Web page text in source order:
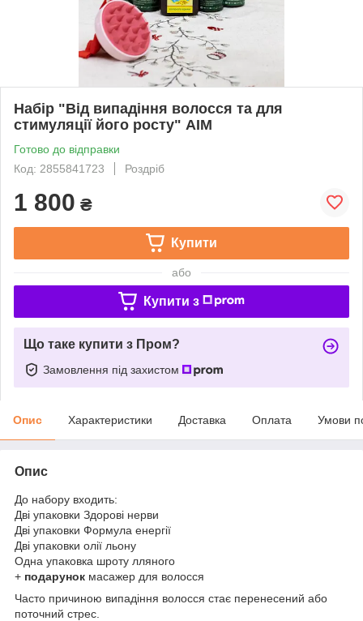
Набір "Від випадіння волосся та для
стимуляції його росту" АІМ
Готово до відправки
Код: 2855841723
Роздріб
1 800 ₴
Купити
або
Купити з
Що таке купити з Пром?
Замовлення під захистом
Опис Характеристики Доставка Оплата Умови
Опис
До набору входить:
Дві упаковки Здорові нерви
Дві упаковки Формула енергії
Дві упаковки олії льону
Одна упаковка шроту лляного
+ подарунок масажер для волосся
Часто причиною випадіння волосся стає перенесений або
поточний стрес.